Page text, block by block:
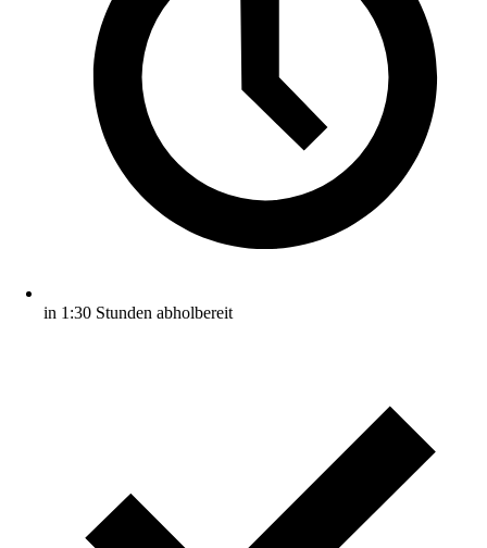
in 1:30 Stunden abholbereit